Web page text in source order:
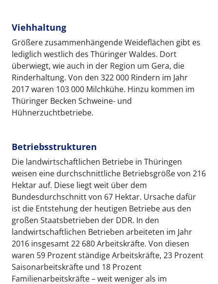
Viehhaltung
Größere zusammenhängende Weideflächen gibt es
lediglich westlich des Thüringer Waldes. Dort
überwiegt, wie auch in der Region um Gera, die
Rinderhaltung. Von den 322 000 Rindern im Jahr
2017 waren 103 000 Milchkühe. Hinzu kommen im
Thüringer Becken Schweine- und
Hühnerzuchtbetriebe.
Betriebsstrukturen
Die landwirtschaftlichen Betriebe in Thüringen
weisen eine durchschnittliche Betriebsgröße von 216
Hektar auf. Diese liegt weit über dem
Bundesdurchschnitt von 67 Hektar. Ursache dafür
ist die Entstehung der heutigen Betriebe aus den
großen Staatsbetrieben der DDR. In den
landwirtschaftlichen Betrieben arbeiteten im Jahr
2016 insgesamt 22 680 Arbeitskräfte. Von diesen
waren 59 Prozent ständige Arbeitskräfte, 23 Prozent
Saisonarbeitskräfte und 18 Prozent
Familienarbeitskräfte – weit weniger als im